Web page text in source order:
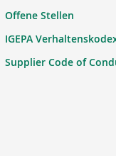
Offene Stellen
IGEPA
Supplier Code of